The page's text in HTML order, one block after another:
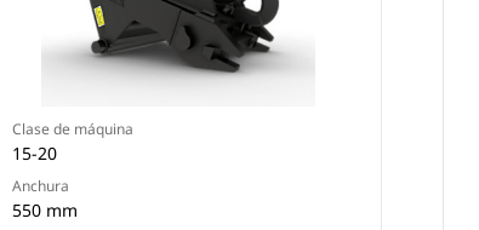
Clase de máquina
15-20
Anchura
550 mm